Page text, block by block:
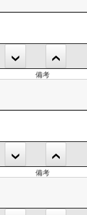
備考
備考